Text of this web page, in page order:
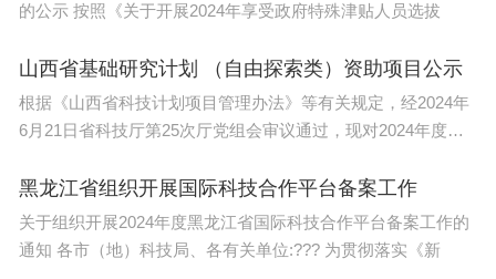
参考来源：
ils
https://www.lincolnu.edu/news/2024/01/passing-of-dr-candia-bai
ley.html
https://www.lincolnu.edu/news/2024/01/statement-from-the-linc
oln-university-board-of-curators.html
ed-on-administrative-leave-amid-dr-bonnie-baileys-passing/
https://www.kcur.org/news/2024-01-14/lincoln-university-a-miss
ouri-hbcu-faces-reckoning-after-suicide-of-senior-leader
https://www.essence.com/op-ed/opinion-dr-antoinette-candia-b
ailey-death-empathetic-leadership/
https://www.nbcnews.com/news/nbcblk/lincoln-university-presi
的公示 按照《关于开展2024年享受政府特殊津贴人员选拔
山西省基础研究计划 （自由探索类）资助项目公示
根据《山西省科技计划项目管理办法》等有关规定，经2024年
6月21日省科技厅第25次厅党组会审议通过，现对2024年度第
黑龙江省组织开展国际科技合作平台备案工作
关于组织开展2024年度黑龙江省国际科技合作平台备案工作的
通知 各市（地）科技局、各有关单位:??? 为贯彻落实《新